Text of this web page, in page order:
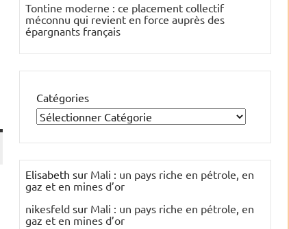
Tontine moderne : ce placement collectif
méconnu qui revient en force auprès des
épargnants français
Catégories
Elisabeth sur Mali : un pays riche en pétrole, en
gaz et en mines d’or
nikesfeld sur Mali : un pays riche en pétrole, en
gaz et en mines d’or